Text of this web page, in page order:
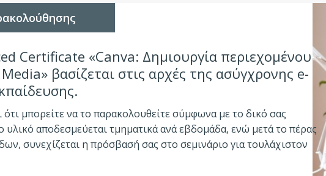
Certificate «Canva: Δημιουργία περιεχομένου
» βασίζεται στις αρχές της ασύγχρονης e-
ότι μπορείτε να το παρακολουθείτε σύμφωνα με το δικό σας
αποδεσμεύεται τμηματικά ανά εβδομάδα, ενώ μετά το πέρας
συνεχίζεται η πρόσβασή σας στο σεμινάριο για τουλάχιστον